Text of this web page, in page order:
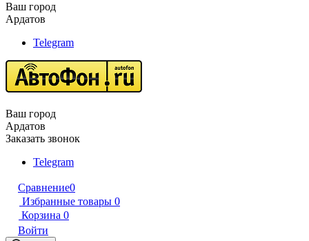
Ваш город
Ардатов
Telegram
Ваш город
Ардатов
Заказать звонок
Telegram
Сравнение0
Избранные товары 0
Корзина 0
Войти